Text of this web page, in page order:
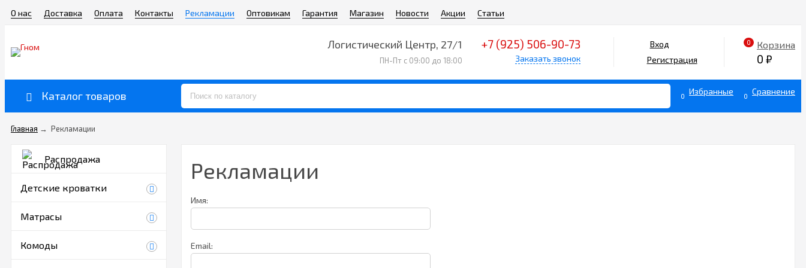
О нас Доставка Оплата Контакты Рекламации Оптовикам Гарантия Магазин Новости Акции Статьи
Логистический Центр, 27/1
ПН-Пт с 09:00 до 18:00
+7 (925) 506-90-73
Заказать звонок
Вход
Регистрация
0 Корзина
0 ₽
Каталог товаров 0 Избранные 0 Сравнение
Главная → Рекламации
Распродажа
Детские кроватки
Матрасы
Комоды
Рекламации
Имя:
Email: